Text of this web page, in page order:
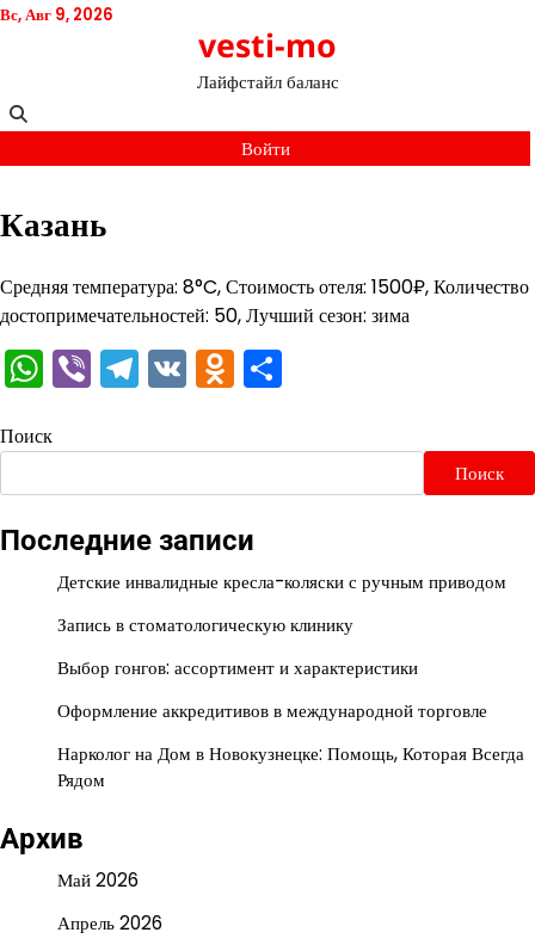
Перейти
Вс, Авг 9, 2026
vesti-mo
Лайфстайл баланс
Войти
Казань
Средняя температура: 8°C, Стоимость отеля: 1500₽, Количество
достопримечательностей: 50, Лучший сезон: зима
WhatsApp
ViberTelegram
VKOdnoklassniki
Поиск
Поиск
Последние записи
Детские инвалидные кресла-коляски с ручным приводом
Запись в стоматологическую клинику
Выбор гонгов: ассортимент и характеристики
Оформление аккредитивов в международной торговле
Нарколог на Дом в Новокузнецке: Помощь, Которая Всегда
Рядом
Архив
Май 2026
Апрель 2026